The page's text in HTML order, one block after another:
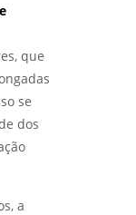
que
se
dos
a